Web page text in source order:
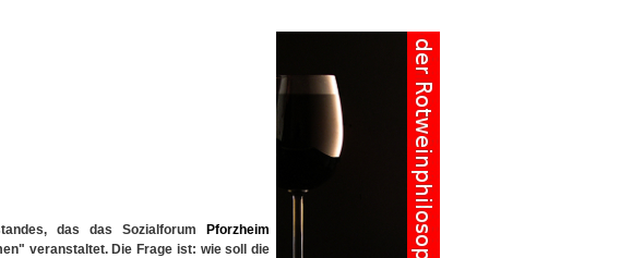
das das Sozialforum
Pforzheim
veranstaltet. Die Frage ist: wie soll die